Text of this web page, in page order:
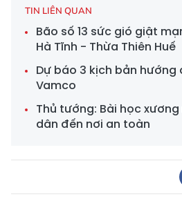
TIN LIÊN QUAN
Bão số 13 sức gió giật
Hà Tĩnh - Thừa Thiên Huế
Dự báo 3 kịch bản hướng
Vamco
Thủ tướng: Bài học
dân đến nơi an toàn